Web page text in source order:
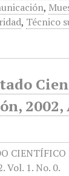
,
, Técnico
2002,